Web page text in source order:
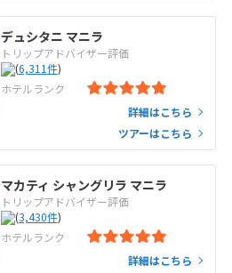
デュシタニ マニラ
トリップアドバイザー評価
(6,311件)
ホテルランク
詳細はこちら
ツアーはこちら
マカティ シャングリラ マニラ
トリップアドバイザー評価
(3,430件)
ホテルランク
詳細はこちら